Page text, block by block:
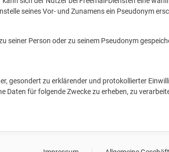
seines Vor- und Zunamens ein Pseudonym
seiner Person oder zu seinem Pseudonym
gesondert zu erklärender und protokollierter
Daten für folgende Zwecke zu erheben, zu